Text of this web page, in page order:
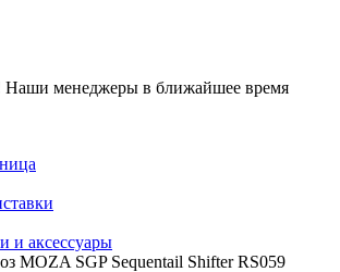
Наши менеджеры в ближайшее время
и аксессуары
MOZA SGP Sequentail Shifter RS059